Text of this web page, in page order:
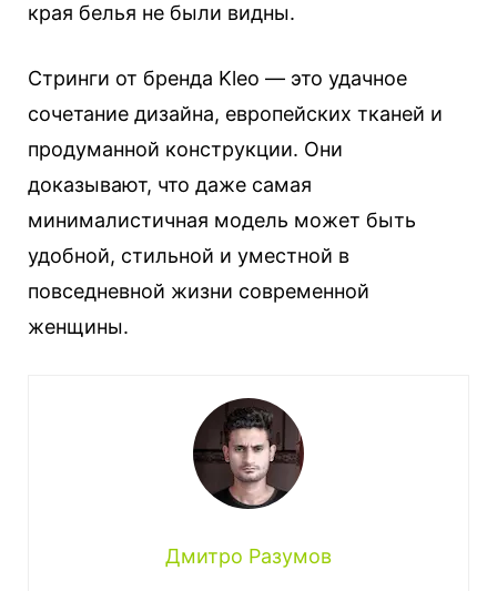
края белья не были видны.
Стринги от бренда Kleo — это удачное
сочетание дизайна, европейских тканей и
продуманной конструкции. Они
доказывают, что даже самая
минималистичная модель может быть
удобной, стильной и уместной в
повседневной жизни современной
женщины.
Дмитро Разумов